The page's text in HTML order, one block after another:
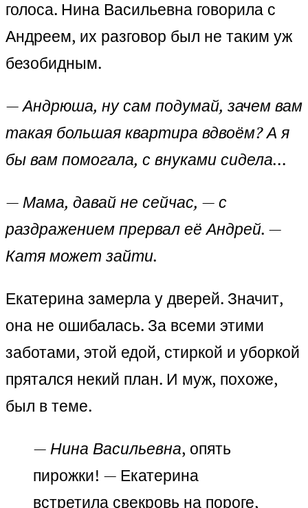
голоса. Нина Васильевна говорила с
Андреем, их разговор был не таким уж
безобидным.
— Андрюша, ну сам подумай, зачем вам
такая большая квартира вдвоём? А я
бы вам помогала, с внуками сидела…
— Мама, давай не сейчас, — с
раздражением прервал её Андрей. —
Катя может зайти.
Екатерина замерла у дверей. Значит,
она не ошибалась. За всеми этими
заботами, этой едой, стиркой и уборкой
прятался некий план. И муж, похоже,
был в теме.
— Нина Васильевна, опять
пирожки! — Екатерина
встретила свекровь на пороге,